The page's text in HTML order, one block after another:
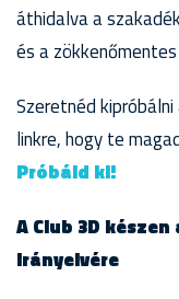
áthidalva a
és a
Szeretnéd
linkre, hogy te
Próbáld ki!
A Club 3D
irányelvére